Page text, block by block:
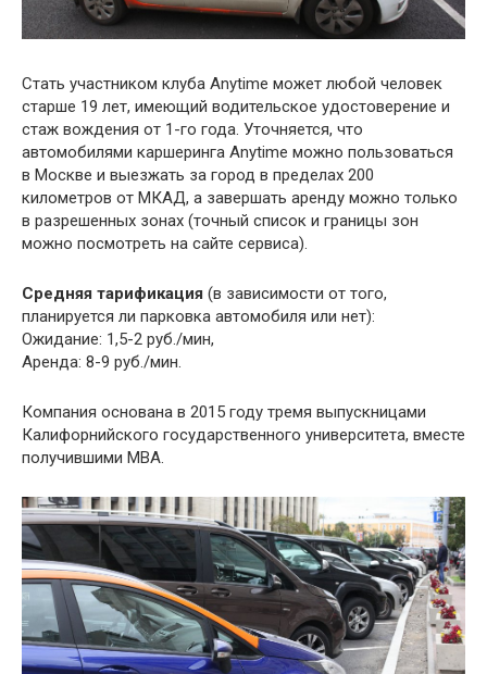
Стать участником клуба Anytime может любой человек
старше 19 лет, имеющий водительское удостоверение и
стаж вождения от 1-го года. Уточняется, что
автомобилями каршеринга Anytime можно пользоваться
в Москве и выезжать за город в пределах 200
километров от МКАД, а завершать аренду можно только
в разрешенных зонах (точный список и границы зон
можно посмотреть на сайте сервиса).
Средняя тарификация (в зависимости от того,
планируется ли парковка автомобиля или нет):
Ожидание: 1,5-2 руб./мин,
Аренда: 8-9 руб./мин.
Компания основана в 2015 году тремя выпускницами
Калифорнийского государственного университета, вместе
получившими MBA.